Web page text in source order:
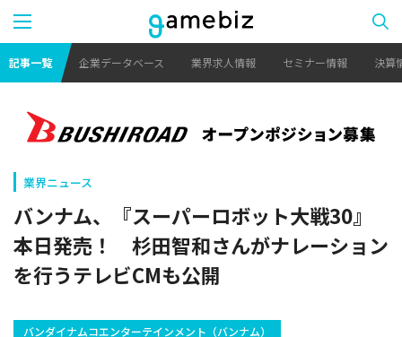
記事一覧 企業データベース 業界求人情報 セミナー情報 決算
業界ニュース
バンナム、『スーパーロボット大戦30』
本日発売！ 杉田智和さんがナレーション
を行うテレビCMも公開
バンダイナムコエンターテインメント（バンナム）